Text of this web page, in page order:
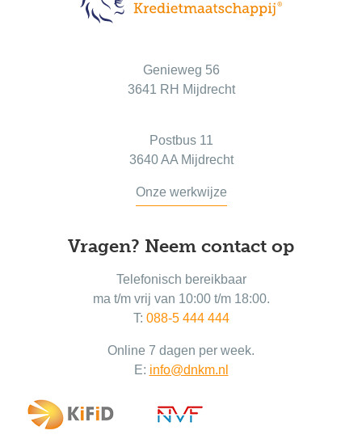
Genieweg 56
3641 RH Mijdrecht
Postbus 11
3640 AA Mijdrecht
Onze werkwijze
Vragen? Neem contact op
Telefonisch bereikbaar
ma t/m vrij van 10:00 t/m 18:00.
T: 088-5 444 444
Online 7 dagen per week.
E: info@dnkm.nl